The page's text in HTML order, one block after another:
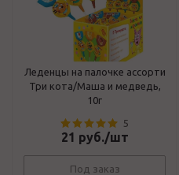
Леденцы на палочке ассорти
Три кота/Маша и медведь,
10г
5
21 руб./шт
Под заказ